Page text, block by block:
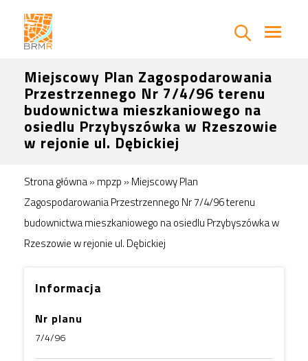
Miejscowy Plan Zagospodarowania
Przestrzennego Nr 7/4/96 terenu
budownictwa mieszkaniowego na
osiedlu Przybyszówka w Rzeszowie
w rejonie ul. Dębickiej
Strona główna» mpzp » Miejscowy Plan
Zagospodarowania Przestrzennego Nr 7/4/96 terenu
budownictwa mieszkaniowego na osiedlu Przybyszówka w
Rzeszowie w rejonie ul. Dębickiej
Informacja
Nr planu
7/4/96